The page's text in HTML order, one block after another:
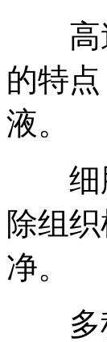
高速
的特
液。
细胞
除组
净。
多种